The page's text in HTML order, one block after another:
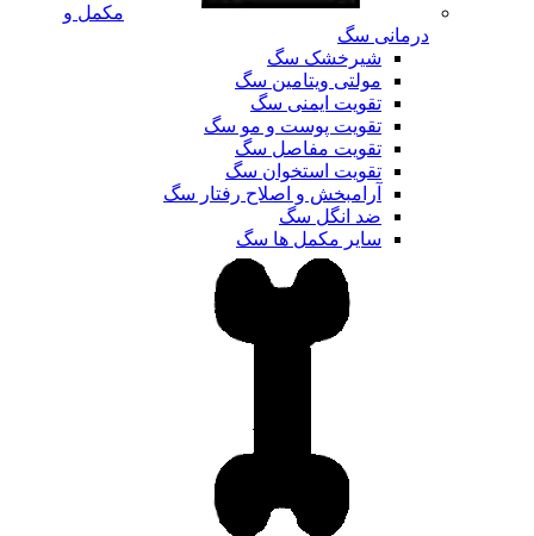
مکمل و
درمانی سگ
شیرخشک سگ
مولتی ویتامین سگ
تقویت ایمنی سگ
تقویت پوست و مو سگ
تقویت مفاصل سگ
تقویت استخوان سگ
آرامبخش و اصلاح رفتار سگ
ضد انگل سگ
سایر مکمل ها سگ